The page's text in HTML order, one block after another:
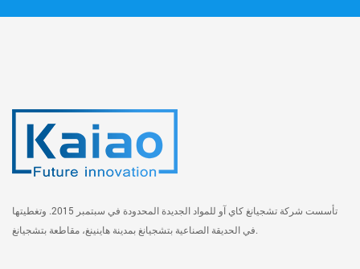
تأسست شركة تشجيانغ كاي آو للمواد الجديدة المحدودة في سبتمبر 2015. وتغطيتها
في الحديقة الصناعية بتشجيانغ بمدينة هاينينغ، مقاطعة بتشجيانغ.